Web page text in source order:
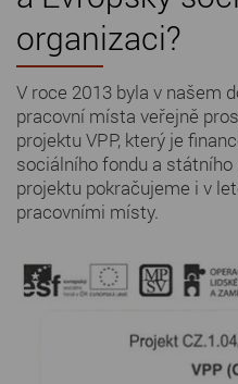
organizaci?
V roce 2013 byla v našem
pracovní místa veřejně
projektu VPP, který je
sociálního fondu a
projektu pokračujeme i v
pracovními místy.